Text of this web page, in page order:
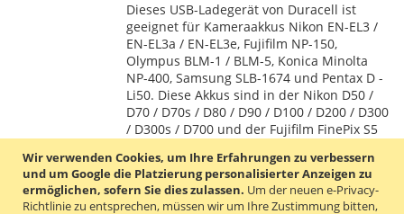
Wir verwenden Cookies, um Ihre Erfahrungen zu verbessern
und um Google die Platzierung personalisierter Anzeigen zu
ermöglichen, sofern Sie dies zulassen. Um der neuen e-Privacy-
Richtlinie zu entsprechen, müssen wir um Ihre Zustimmung bitten,
HINZUFÜGEN
HINZUFÜGEN
Dieses USB-Ladegerät von Duracell ist
geeignet für Kameraakkus Nikon EN-EL3 /
EN-EL3a / EN-EL3e, Fujifilm NP-150,
Olympus BLM-1 / BLM-5, Konica Minolta
NP-400, Samsung SLB-1674 und Pentax D -
Li50. Diese Akkus sind in der Nikon D50 /
D70 / D70s / D80 / D90 / D100 / D200 / D300
/ D300s / D700 und der Fujifilm FinePix S5
Fujifilm NP-40/60/95/120 Dual-USB-
Ladegerät (Patona)